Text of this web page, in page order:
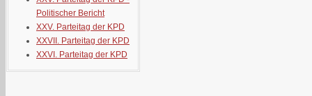
Politischer Bericht
XXV. Parteitag der KPD
XXVII. Parteitag der KPD
XXVI. Parteitag der KPD